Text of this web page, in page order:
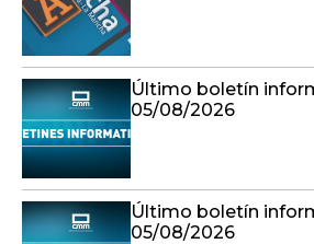
Último boletín
05/08/2026
Último boletín
05/08/2026